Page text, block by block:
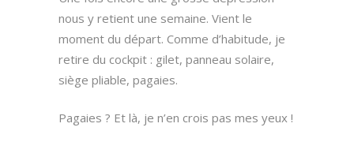
nous y retient une semaine. Vient le
moment du départ. Comme d’habitude, je
retire du cockpit : gilet, panneau solaire,
siège pliable, pagaies.
Pagaies ? Et là, je n’en crois pas mes yeux !